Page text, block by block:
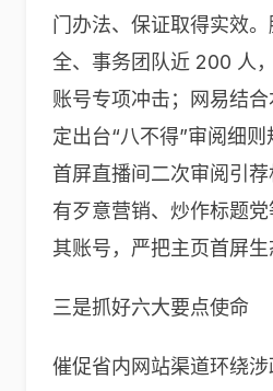
门办法、保证取得实效
全、事务团队近 200 人
账号专项冲击；网易结
定出台“八不得”审阅细
首屏直播间二次审阅引
有歹意营销、炒作标题
其账号，严把主页首屏生
三是抓好六大要点使命
催促省内网站渠道环绕